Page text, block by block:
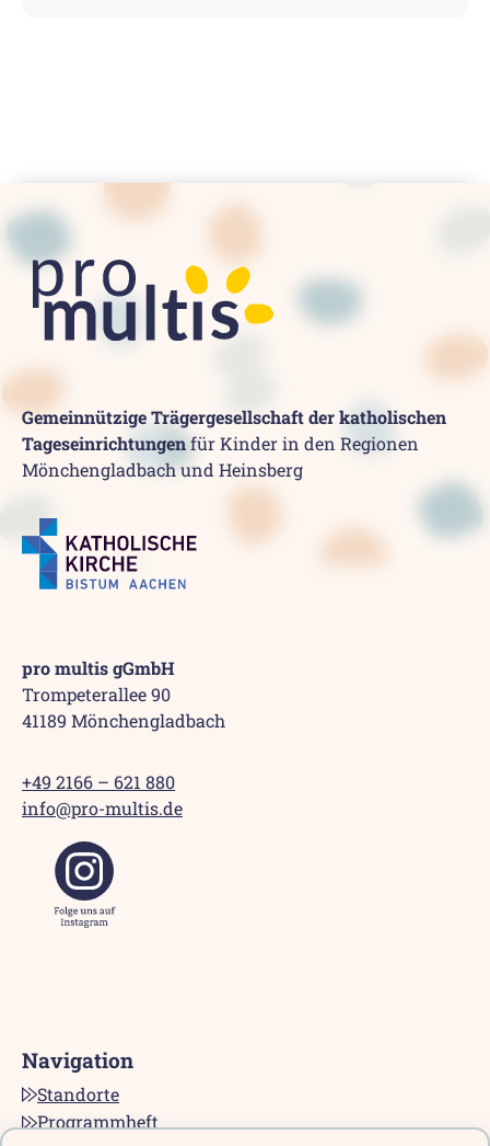
Gemeinnützige Trägergesellschaft der katholischen
Tageseinrichtungenfür Kinder in den Regionen
Mönchengladbach und Heinsberg
pro multis gGmbH
Trompeterallee 90
41189 Mönchengladbach
+49 2166 – 621 880
info@pro-multis.de
Navigation
Standorte
Programmheft